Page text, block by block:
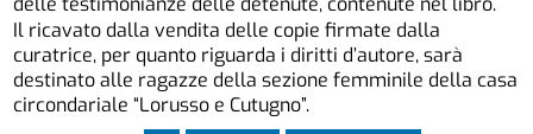
Il ricavato dalla vendita delle copie firmate dalla
curatrice, per quanto riguarda i diritti d’autore, sarà
destinato alle ragazze della sezione femminile della casa
circondariale “Lorusso e Cutugno”.